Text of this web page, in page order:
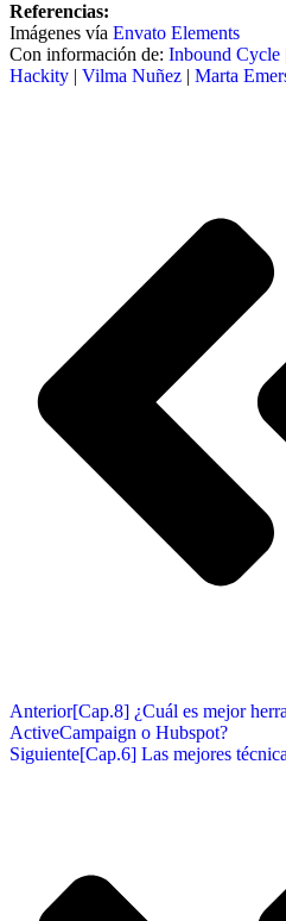
Referencias:
Imágenes vía Envato Elements
Con información de: Inbound Cycle
Hackity | Vilma Nuñez | Marta
Anterior[Cap.8] ¿Cuál es mejor
ActiveCampaign o Hubspot?
Siguiente[Cap.6] Las mejores